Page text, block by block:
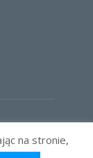
na stronie,